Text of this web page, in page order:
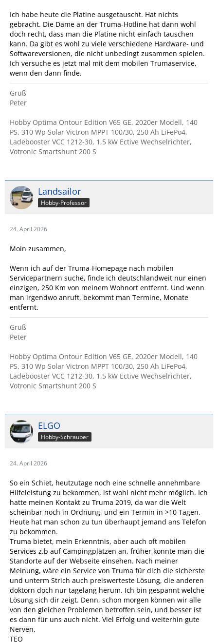
Ich habe heute die Platine ausgetauscht. Hat nichts
gebracht. Die Dame an der Truma-Hotline hat dann wohl
doch recht, dass man die Platine nicht einfach tauschen
kann. Da gibt es wohl zu viele verschiedene Hardware- und
Softwareversionen, die nicht unbedingt zusammen spielen.
Ich versuche es jetzt mal mit dem mobilen Trumaservice,
wenn den dann finde.
Gruß
Peter
Hobby Optima Ontour Edition V65 GE, 2020er Modell, 140
PS, 310 Wp Solar Victron MPPT 100/30, 250 Ah LiFePo4,
Ladebooster VCC 1212-30, 1,5 kW Ective Wechselrichter,
Votronic Smartshunt 200 S
Landsailor
Hobby-Professor
24. April 2026
Moin zusammen,
Wenn ich auf der Truma-Homepage nach mobilen
Servicepartnern suche, finde ich deutschlandweit nur einen
einzigen, 250 Km von meinem Wohnort entfernt. Und wenn
man irgendwo anruft, bekommt man Termine, Monate
entfernt.
Gruß
Peter
Hobby Optima Ontour Edition V65 GE, 2020er Modell, 140
PS, 310 Wp Solar Victron MPPT 100/30, 250 Ah LiFePo4,
Ladebooster VCC 1212-30, 1,5 kW Ective Wechselrichter,
Votronic Smartshunt 200 S
ELGO
Hobby-Schrauber
24. April 2026
So ein Schiet, heutzutage noch eine schnelle annehmbare
Hilfeleistung zu bekommen, ist wohl nicht mehr möglich. Ich
hatte meinen Kontakt zu Truma 2019, da war die Welt
scheinbar noch in Ordnung, und ein Termin in >10 Tagen.
Heute hat man schon zu tun überhaupt jemand ans Telefon
zu bekommen.
Truma bietet, mein Erkenntnis, aber auch oft mobilen
Services z.b auf Campingplätzen an, früher konnte man die
Standorte auf der Webseite einsehen. Nach meiner
Meinung, wäre ein Service von Truma für dich die sicherste
und unterm Strich auch preiswerteste Lösung, die anderen
doktorn doch nur tagelang herum. Ich bin gespannt welche
Lösung sich dir zeigt. Denn, schon morgen können wir alle
von den gleichen Problemen betroffen sein, und besser ist
es dann für uns auch nicht. Viel Erfolg und weiterhin gute
Nerven,
TEO